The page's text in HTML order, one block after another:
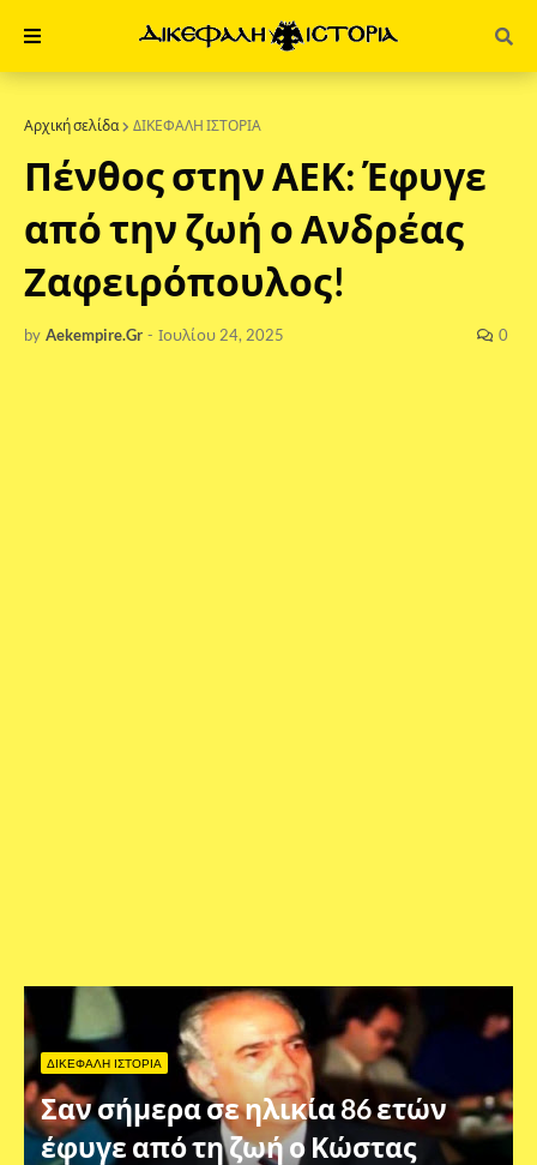
Αρχική σελίδα ΔΙΚΕΦΑΛΗ ΙΣΤΟΡΙΑ
Πένθος στην ΑΕΚ: Έφυγε
από την ζωή ο Ανδρέας
Ζαφειρόπουλος!
by Aekempire.Gr - Ιουλίου 24, 2025 0
ΔΙΚΕΦΑΛΗ ΙΣΤΟΡΙΑ
Σαν σήμερα σε ηλικία 86 ετών
έφυγε από τη ζωή ο Κώστας